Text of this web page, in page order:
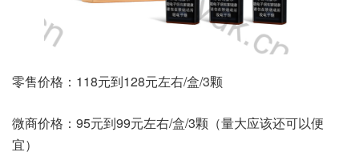
零售价格：118元到128元左右/盒/3颗
微商价格：95元到99元左右/盒/3颗（量大应该还可以便
宜）